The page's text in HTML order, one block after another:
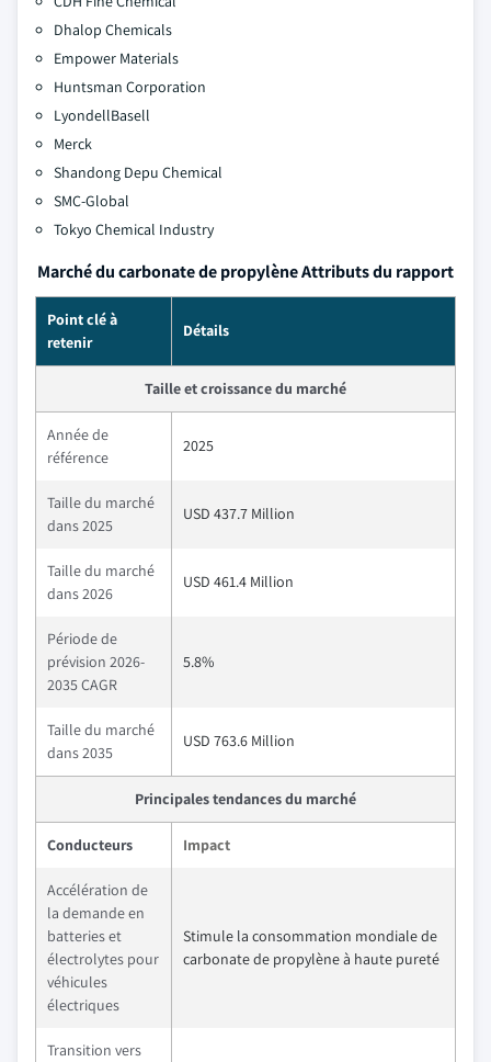
Dhalop Chemicals
Empower Materials
Huntsman Corporation
LyondellBasell
Merck
Shandong Depu Chemical
SMC-Global
Tokyo Chemical Industry
Marché du carbonate de propylène Attributs du rapport
Point clé à
retenir
Détails
Taille et croissance du marché
Année de
référence
2025
Taille du marché
dans 2025
USD 437.7 Million
Taille du marché
dans 2026
USD 461.4 Million
Période de
prévision 2026-
2035 CAGR
5.8%
Taille du marché
dans 2035
USD 763.6 Million
Principales tendances du marché
Conducteurs Impact
Accélération de
la demande en
batteries et
électrolytes pour
véhicules
électriques
Stimule la consommation mondiale de
carbonate de propylène à haute pureté
Transition vers